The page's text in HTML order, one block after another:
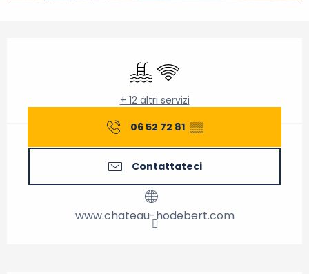
PiscinaWi-Fi
+ 12 altri servizi
06 52 72 81 ▒▒
Contattateci
www.chateau-hodebert.com